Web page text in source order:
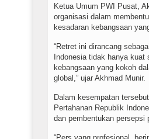
Ketua Umum PWI Pusat,
organisasi dalam
kesadaran kebangsaan
“Retret ini dirancang
Indonesia tidak hanya
kebangsaan yang kokoh
global,” ujar Akhmad Munir.
Dalam kesempatan
Pertahanan Republik
dan pembentukan persepsi